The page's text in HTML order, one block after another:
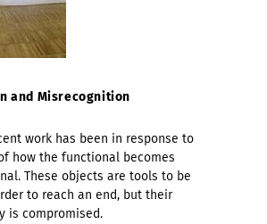
and Misrecognition
work has been in response to
how the functional becomes
These objects are tools to be
to reach an end, but their
is compromised.